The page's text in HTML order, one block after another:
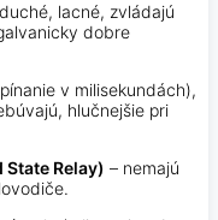
lacné, zvládajú
dobre
v milisekundách),
hlučnejšie pri
State Relay) – nemajú